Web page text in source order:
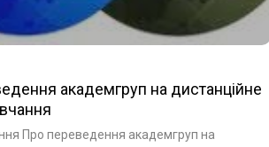
академгруп на дистанційне
Про переведення академгруп на